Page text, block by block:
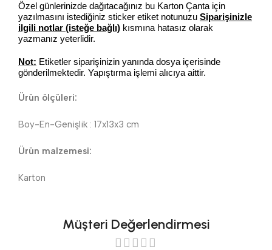
Özel günlerinizde dağıtacağınız bu Karton Çanta için
yazılmasını istediğiniz sticker etiket notunuzu Siparişinizle
ilgili notlar (isteğe bağlı) kısmına hatasız olarak
yazmanız yeterlidir.
Not: Etiketler siparişinizin yanında dosya içerisinde
gönderilmektedir. Yapıştırma işlemi alıcıya aittir.
Ürün ölçüleri:
Boy-En-Genişlik : 17x13x3 cm
Ürün malzemesi:
Karton
Müşteri Değerlendirmesi